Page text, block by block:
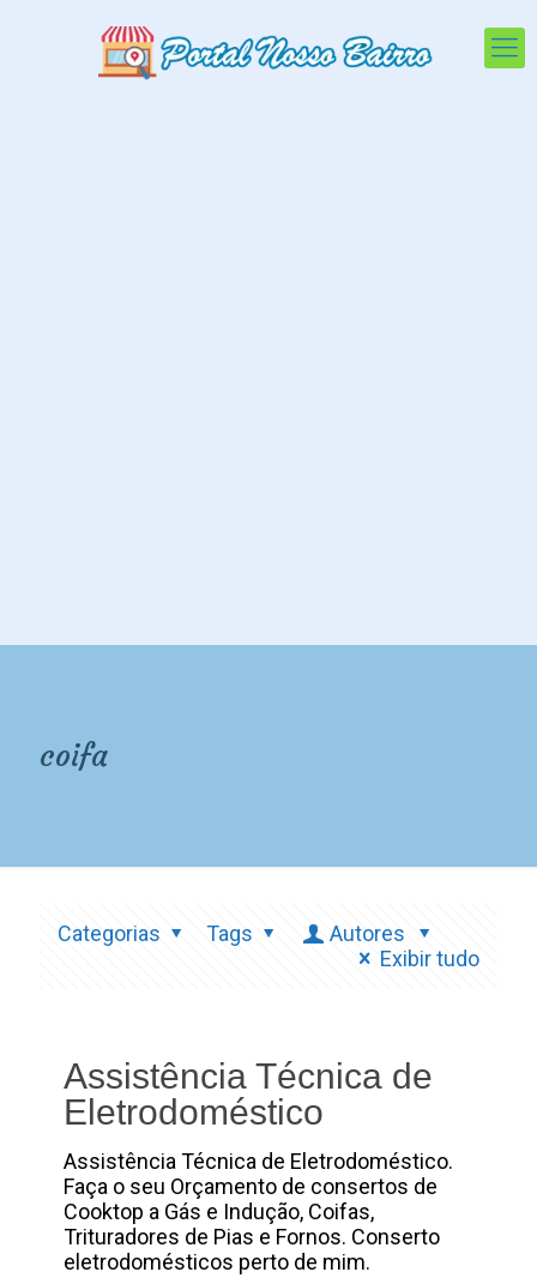
coifa
Categorias Tags
Autores
Exibir tudo
Assistência Técnica de
Eletrodoméstico
Assistência Técnica de Eletrodoméstico.
Faça o seu Orçamento de consertos de
Cooktop a Gás e Indução, Coifas,
Trituradores de Pias e Fornos. Conserto
eletrodomésticos perto de mim.